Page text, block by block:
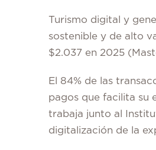
Turismo digital y
sostenible y de alto
$2.037 en 2025
El 84% de las
pagos que facilita su
trabaja junto al
digitalización de la